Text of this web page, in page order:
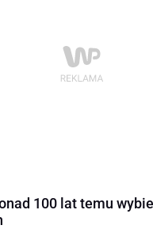
100 lat temu